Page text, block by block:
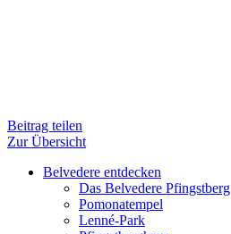
Beitrag teilen
Zur Übersicht
Belvedere entdecken
Das Belvedere Pfingstberg
Pomonatempel
Lenné-Park